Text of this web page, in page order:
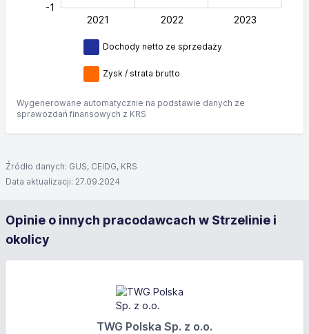
-1
L
2021 2022 2023
Dochody netto ze sprzedaży
Zysk / strata brutto
Wygenerowane automatycznie na podstawie danych ze
sprawozdań finansowych z KRS
Źródło danych: GUS, CEIDG, KRS
Data aktualizacji: 27.09.2024
Opinie o innych pracodawcach w Strzelinie i
okolicy
TWG Polska Sp. z o.o.